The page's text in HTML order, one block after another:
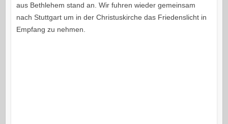
aus Bethlehem stand an. Wir fuhren wieder gemeinsam
nach Stuttgart um in der Christuskirche das Friedenslicht in
Empfang zu nehmen.